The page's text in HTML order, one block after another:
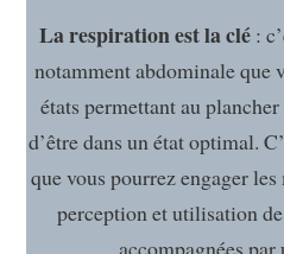
La respiration est la clé :
notamment abdominale que
états permettant au
d’être dans un état optimal.
que vous pourrez engager
perception et utilisation
accompagnées par